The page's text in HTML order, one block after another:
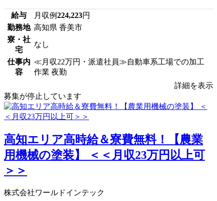
給与 月収例224,223円
勤務地 高知県 香美市
寮・社
宅
なし
仕事内
容
≪月収22万円・派遣社員≫自動車系工場での加工
作業 夜勤
詳細を表示
募集が停止しています
高知エリア高時給＆寮費無料！【農業
用機械の塗装】 ＜＜月収23万円以上可
＞＞
株式会社ワールドインテック